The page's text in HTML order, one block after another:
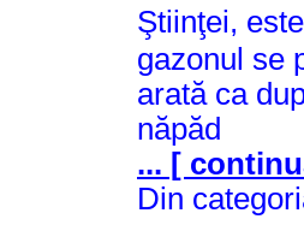
Ştiinţei,
gazonul se
arată ca
năpăd
... [
Din